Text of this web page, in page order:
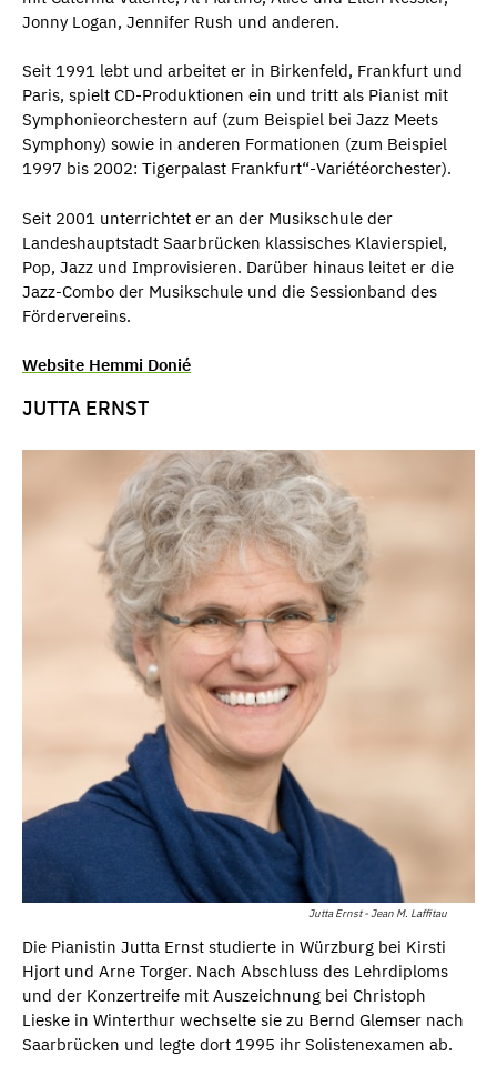
Jonny Logan, Jennifer Rush und anderen.
Seit 1991 lebt und arbeitet er in Birkenfeld, Frankfurt und
Paris, spielt CD-Produktionen ein und tritt als Pianist mit
Symphonieorchestern auf (zum Beispiel bei Jazz Meets
Symphony) sowie in anderen Formationen (zum Beispiel
1997 bis 2002: Tigerpalast Frankfurt“-Variétéorchester).
Seit 2001 unterrichtet er an der Musikschule der
Landeshauptstadt Saarbrücken klassisches Klavierspiel,
Pop, Jazz und Improvisieren. Darüber hinaus leitet er die
Jazz-Combo der Musikschule und die Sessionband des
Fördervereins.
Website Hemmi Donié
JUTTA ERNST
Jutta Ernst - Jean M. Laffitau
Die Pianistin Jutta Ernst studierte in Würzburg bei Kirsti
Hjort und Arne Torger. Nach Abschluss des Lehrdiploms
und der Konzertreife mit Auszeichnung bei Christoph
Lieske in Winterthur wechselte sie zu Bernd Glemser nach
Saarbrücken und legte dort 1995 ihr Solistenexamen ab.